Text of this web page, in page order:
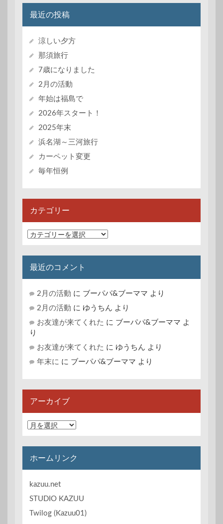
最近の投稿
涼しい夕方
那須旅行
7歳になりました
2月の活動
年始は福島で
2026年スタート！
2025年末
浜名湖～三河旅行
カーペット変更
毎年恒例
カテゴリー
カ
テ
ゴ
リ
最近のコメント
2月の活動 に ブーパパ&ブーママ より
2月の活動 に ゆうちん より
お友達が来てくれた に ブーパパ&ブーママ よ
り
お友達が来てくれた に ゆうちん より
年末に に ブーパパ&ブーママ より
アーカイブ
ア
ー
カ
イ
ホームリンク
kazuu.net
STUDIO KAZUU
Twilog (Kazuu01)